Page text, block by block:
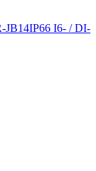
JB14IP66 I6- / DI-